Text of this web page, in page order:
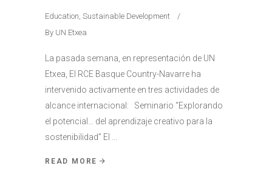
Education Sustainable Development
By UN Etxea
La pasada semana, en representación de UN
Etxea, El RCE Basque Country-Navarre ha
intervenido activamente en tres actividades de
alcance internacional: Seminario “Explorando
el potencial… del aprendizaje creativo para la
sostenibilidad” El
READ MORE